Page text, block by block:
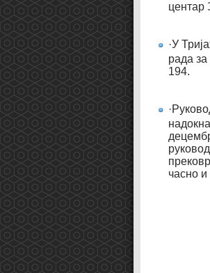
центар
·У
рада за
194.
часно и